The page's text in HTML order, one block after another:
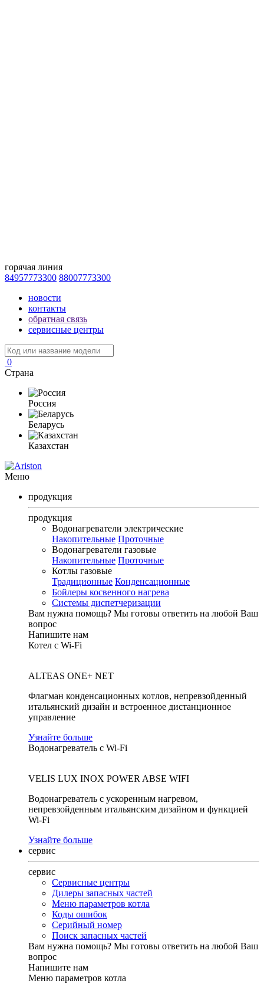
горячая линия
84957773300 88007773300
новости
контакты
обратная связь
сервисные центры
0
Страна
Россия
Беларусь
Казахстан
Меню
продукция
продукция
Водонагреватели электрические
Накопительные Проточные
Водонагреватели газовые
Накопительные Проточные
Котлы газовые
Традиционные Конденсационные
Бойлеры косвенного нагрева
Системы диспетчеризации
Вам нужна помощь? Мы готовы ответить на любой Ваш
вопрос
Напишите нам
Котел с Wi-Fi
ALTEAS ONE+ NET
Флагман конденсационных котлов, непревзойденный
итальянский дизайн и встроенное дистанционное
управление
Узнайте больше
Водонагреватель с Wi-Fi
VELIS LUX INOX POWER ABSE WIFI
Водонагреватель с ускоренным нагревом,
непревзойденным итальянским дизайном и функцией
Wi-Fi
Узнайте больше
сервис
сервис
Сервисные центры
Дилеры запасных частей
Меню параметров котла
Коды ошибок
Серийный номер
Поиск запасных частей
Вам нужна помощь? Мы готовы ответить на любой Ваш
вопрос
Напишите нам
Меню параметров котла